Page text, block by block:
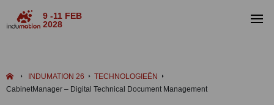
9 -11 FEB
2028
INDUMATION 26
TECHNOLOGIEËN
CabinetManager – Digital Technical Document Management